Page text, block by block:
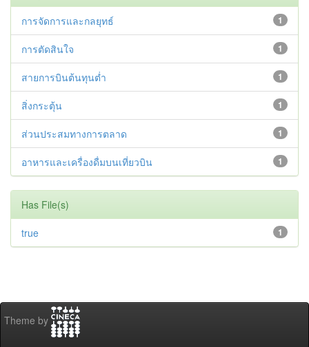
1
การจัดการและกลยุทธ์
1
การตัดสินใจ
1
สายการบินต้นทุนต่ำ
1
สิ่งกระตุ้น
1
ส่วนประสมทางการตลาด
1
อาหารและเครื่องดื่มบนเที่ยวบิน
Has File(s)
1
true
Theme by